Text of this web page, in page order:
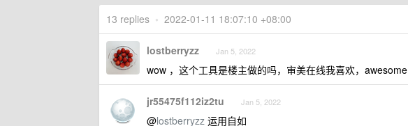
13 replies • 2022-01-11 18:07:10 +08:00
lostberryzz Jan 5, 2022
wow ，这个工具是楼主做的吗，审美在线我喜欢，awesome
jr55475f112iz2tu Jan 5, 2022
@lostberryzz 运用自如